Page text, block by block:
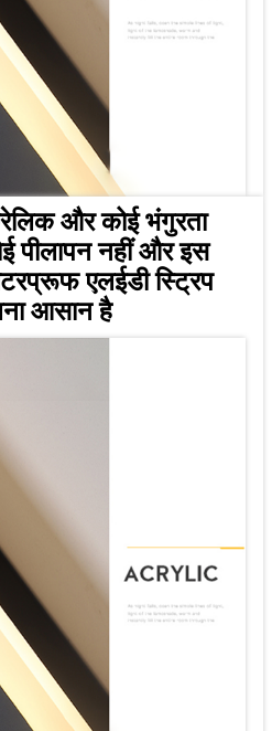
और कोई भंगुरता
पीलापन नहीं और इस
एलईडी स्ट्रिप
आसान है